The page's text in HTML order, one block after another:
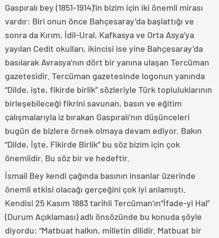
Gaspıralı bey (1851-1914)’in bizim için iki önemli mirası
vardır: Biri onun önce Bahçesaray’da başlattığı ve
sonra da Kırım, İdil-Ural, Kafkasya ve Orta Asya’ya
yayılan Cedit okulları, ikincisi ise yine Bahçesaray’da
basılarak Avrasya’nın dört bir yanına ulaşan Tercüman
gazetesidir. Tercüman gazetesinde logonun yanında
“Dilde, işte, fikirde birlik” sözleriyle Türk topluluklarının
birleşebileceği fikrini savunan, basın ve eğitim
çalışmalarıyla iz bırakan Gaspıralı’nın düşünceleri
bugün de bizlere örnek olmaya devam ediyor. Bakın
“Dilde, İşte, Fikirde Birlik” bu söz bizim için çok
önemlidir. Bu söz bir ve hedeftir.
İsmail Bey kendi çağında basının insanlar üzerinde
önemli etkisi olacağı gerçeğini çok iyi anlamıştı.
Kendisi 25 Kasım 1883 tarihli Tercüman‘ın“İfade-yi Hal”
(Durum Açıklaması) adlı önsözünde bu konuda şöyle
diyordu: “Matbuat halkın, milletin dilidir. Matbuat bir